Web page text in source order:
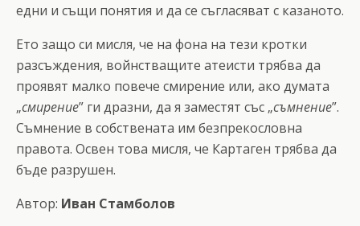
едни и същи понятия и да се съгласяват с казаното.
Ето защо си мисля, че на фона на тези кротки
разсъждения, войнстващите атеисти трябва да
проявят малко повече смирение или, ако думата
„смирение” ги дразни, да я заместят със „съмнение”.
Съмнение в собствената им безпрекословна
правота. Освен това мисля, че Картаген трябва да
бъде разрушен.
Автор: Иван Стамболов